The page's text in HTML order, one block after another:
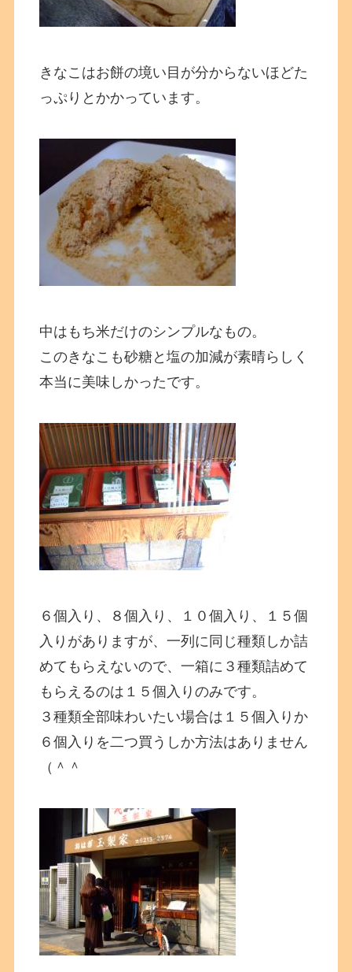
きなこはお餅の境い目が分からないほどた
っぷりとかかっています。
中はもち米だけのシンプルなもの。
このきなこも砂糖と塩の加減が素晴らしく
本当に美味しかったです。
６個入り、８個入り、１０個入り、１５個
入りがありますが、一列に同じ種類しか詰
めてもらえないので、一箱に３種類詰めて
もらえるのは１５個入りのみです。
３種類全部味わいたい場合は１５個入りか
６個入りを二つ買うしか方法はありません
（＾＾